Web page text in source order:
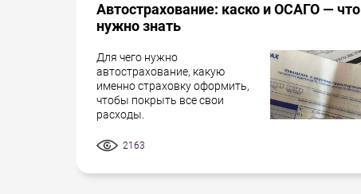
Автострахование: каско и ОСАГО — что
нужно знать
Для чего нужно
автострахование, какую
именно страховку оформить,
чтобы покрыть все свои
расходы.
2163